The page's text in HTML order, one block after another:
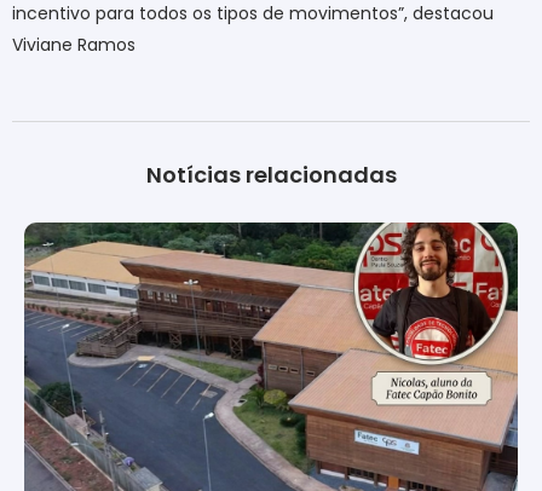
incentivo para todos os tipos de movimentos”, destacou
Viviane Ramos
Notícias relacionadas